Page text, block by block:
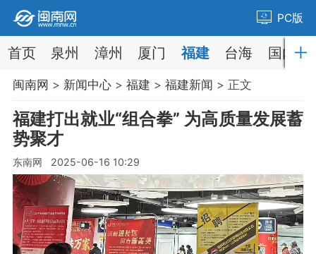
PC版
首页 泉州 漳州 厦门 福建 台海 国内
闽南网 > 新闻中心> 福建 > 福建新闻 > 正文
福建打出就业“组合拳” 为高质量发展蓄
势聚才
东南网 2025-06-16 10:29